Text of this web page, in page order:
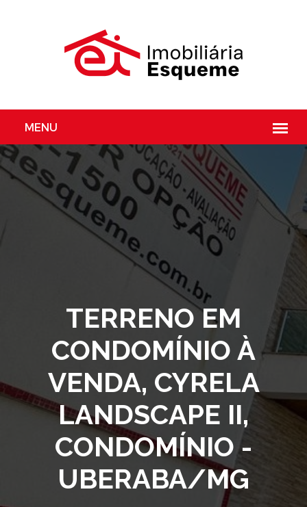
TERRENO EM
CONDOMÍNIO À
VENDA, CYRELA
LANDSCAPE II,
CONDOMÍNIO -
UBERABA/MG